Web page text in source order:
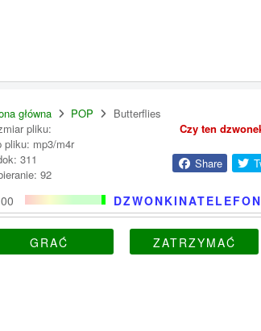
główna POP
Butterflies
pliku:
pliku: mp3/m4r
311
92
Czy ten
Share
GRAĆ ZATRZYMAĆ